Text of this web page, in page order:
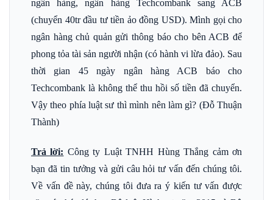
ngân hàng, ngân hàng Techcombank sang ACB
(chuyển 40tr đầu tư tiền ảo đồng USD). Mình gọi cho
ngân hàng chủ quản gửi thông báo cho bên ACB để
phong tỏa tài sản người nhận (có hành vi lừa đảo). Sau
thời gian 45 ngày ngân hàng ACB báo cho
Techcombank là không thể thu hồi số tiền đã chuyển.
Vậy theo phía luật sư thì mình nên làm gì? (Đỗ Thuận
Thành)
Trả lời: Công ty Luật TNHH Hùng Thắng cảm ơn
bạn đã tin tưởng và gửi câu hỏi tư vấn đến chúng tôi.
Về vấn đề này, chúng tôi đưa ra ý kiến tư vấn được